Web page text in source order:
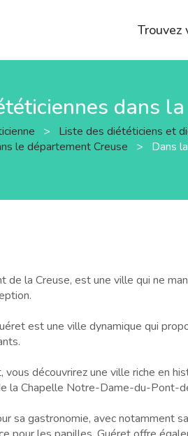
Trouvez
dans
> Liste des diététiciens et
le département Creuse > Dans
la Creuse, est une ville qui ne
est une ville dynamique qui
découvrirez une ville riche en
la Chapelle Notre-Dame-du-Pont-
sa gastronomie, avec notamment